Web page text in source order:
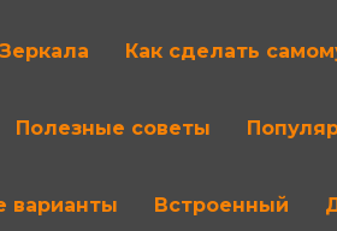
Зеркала Как сделать
Полезные советы
варианты Встроенный